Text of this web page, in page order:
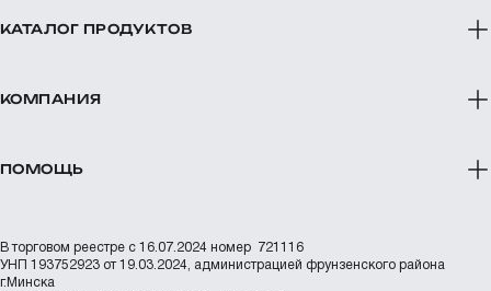
КАТАЛОГ ПРОДУКТОВ
КОМПАНИЯ
ПОМОЩЬ
В торговом реестре с 16.07.2024 номер 721116
УНП 193752923 от 19.03.2024, администрацией фрунзенского района
г.Минска